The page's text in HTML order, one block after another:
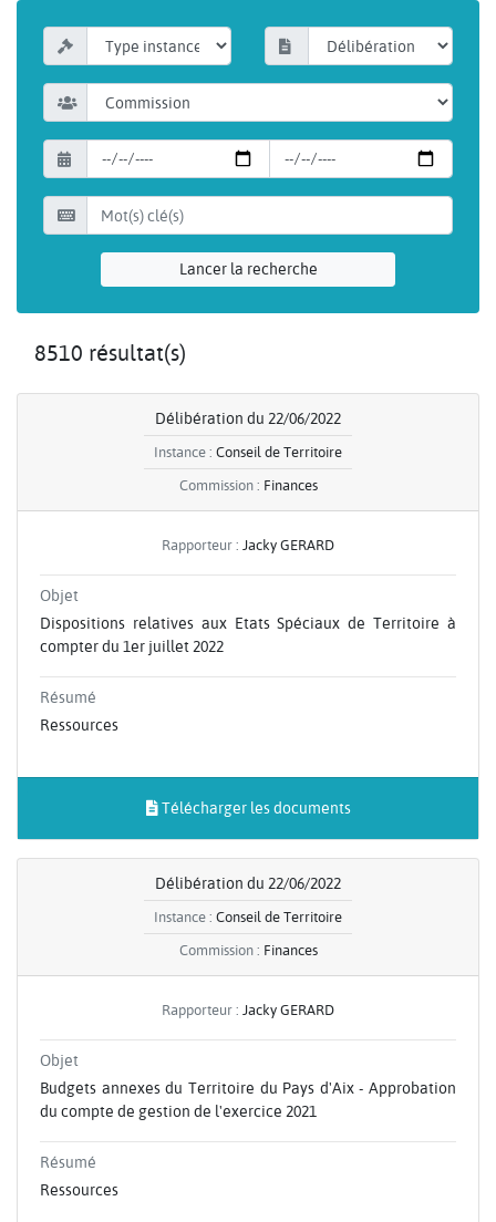
Lancer la recherche
8510 résultat(s)
Délibération du 22/06/2022
Instance : Conseil de Territoire
Commission : Finances
Rapporteur : Jacky GERARD
Objet
Dispositions relatives aux Etats Spéciaux de Territoire à
compter du 1er juillet 2022
Résumé
Ressources
Télécharger les documents
Délibération du 22/06/2022
Instance : Conseil de Territoire
Commission : Finances
Rapporteur : Jacky GERARD
Objet
Budgets annexes du Territoire du Pays d'Aix - Approbation
du compte de gestion de l'exercice 2021
Résumé
Ressources